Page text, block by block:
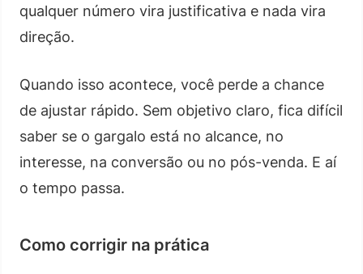
qualquer número vira justificativa e nada vira
direção.
Quando isso acontece, você perde a chance
de ajustar rápido. Sem objetivo claro, fica difícil
saber se o gargalo está no alcance, no
interesse, na conversão ou no pós-venda. E aí
o tempo passa.
Como corrigir na prática